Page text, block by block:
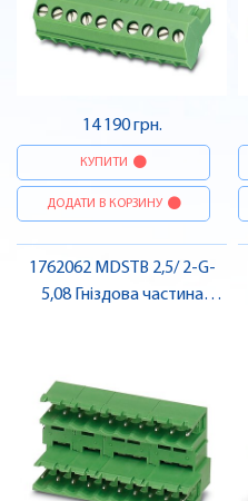
14 190 грн.
КУПИТИ
ДОДАТИ В КОРЗИНУ
1762062 MDSTB 2,5/ 2-G-
5,08 Гніздова частина